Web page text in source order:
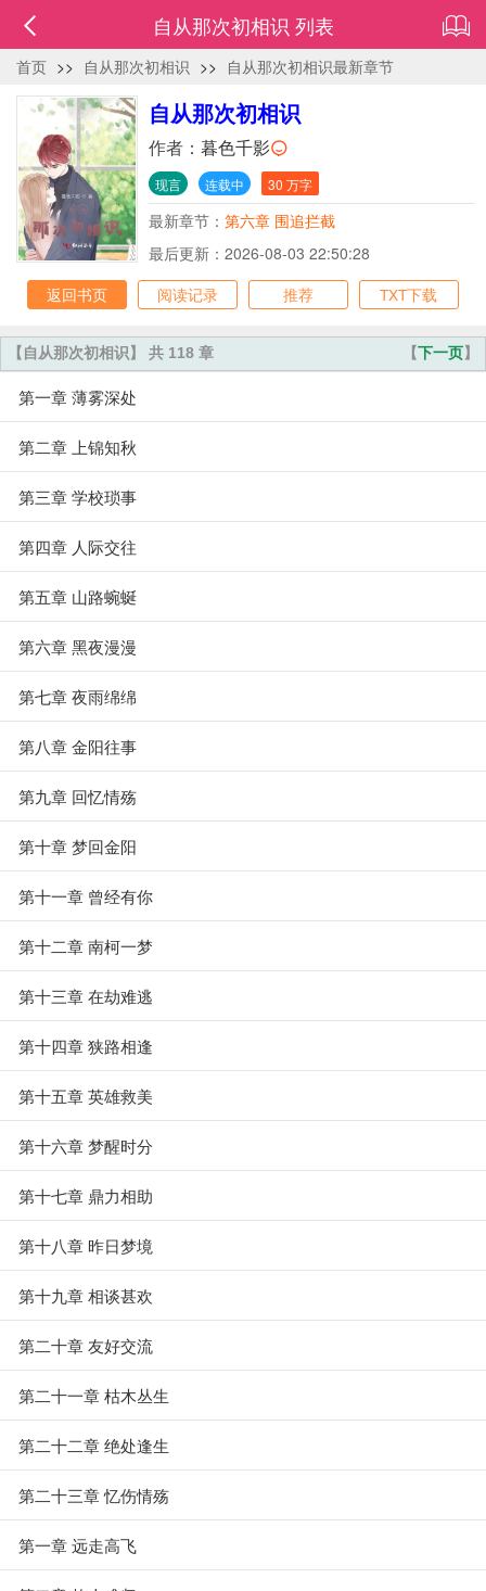
自从那次初相识 列表
首页 >> 自从那次初相识 >> 自从那次初相识最新章节
自从那次初相识
作者： 暮色千影
现言 连载中 30 万字
最新章节： 第六章 围追拦截
最后更新：2026-08-03 22:50:28
返回书页
阅读记录 推荐 TXT下载
【下一页】
【自从那次初相识】 共 118 章
第一章 薄雾深处
第二章 上锦知秋
第三章 学校琐事
第四章 人际交往
第五章 山路蜿蜒
第六章 黑夜漫漫
第七章 夜雨绵绵
第八章 金阳往事
第九章 回忆情殇
第十章 梦回金阳
第十一章 曾经有你
第十二章 南柯一梦
第十三章 在劫难逃
第十四章 狭路相逢
第十五章 英雄救美
第十六章 梦醒时分
第十七章 鼎力相助
第十八章 昨日梦境
第十九章 相谈甚欢
第二十章 友好交流
第二十一章 枯木丛生
第二十二章 绝处逢生
第二十三章 忆伤情殇
第一章 远走高飞